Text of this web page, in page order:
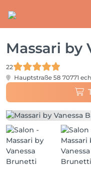
Massari by
22
Hauptstraße 58 70771